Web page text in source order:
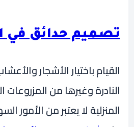
تصميم حدائق في
القيام باختيار الأشجار
النادرة وغيرها من المزروعات
المنزلية لا يعتبر من الأمور